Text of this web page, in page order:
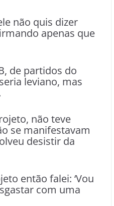
não quis dizer
apenas que
de partidos do
leviano, mas
não teve
se manifestavam
desistir da
então falei: ‘Vou
com uma